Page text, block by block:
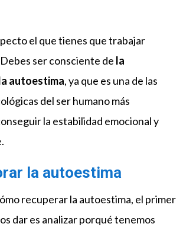
el que tienes que trabajar
ser consciente de la
autoestima, ya que es una de las
del ser humano más
la estabilidad emocional y
la autoestima
recuperar la autoestima, el primer
dar es analizar porqué tenemos